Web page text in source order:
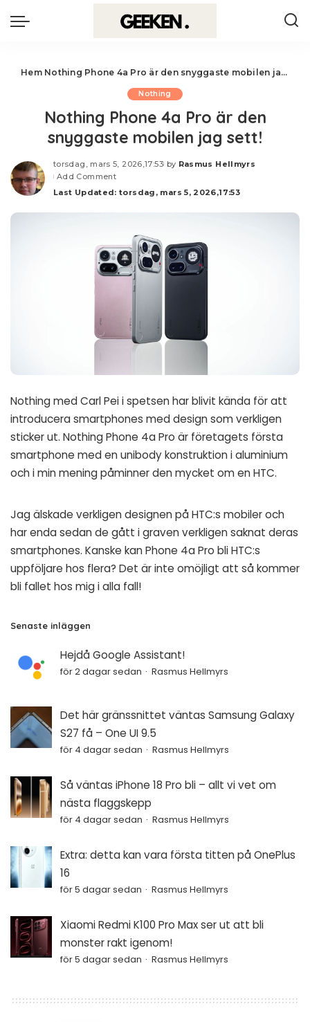
Hem Nothing Phone 4a Pro är den snyggaste mobilen jag sett!
Nothing
Nothing Phone 4a Pro är den
snyggaste mobilen jag sett!
torsdag, mars 5, 2026,17:53
Posted
by Rasmus Hellmyrs
Add Comment
Last Updated: torsdag, mars 5, 2026,17:53
Nothing med Carl Pei i spetsen har blivit kända för att
introducera smartphones med design som verkligen
sticker ut. Nothing Phone 4a Pro är företagets första
smartphone med en unibody konstruktion i aluminium
och i min mening påminner den mycket om en HTC.
Jag älskade verkligen designen på HTC:s mobiler och
har enda sedan de gått i graven verkligen saknat deras
smartphones. Kanske kan Phone 4a Pro bli HTC:s
uppföljare hos flera? Det är inte omöjligt att så kommer
bli fallet hos mig i alla fall!
Senaste inläggen
Hejdå Google Assistant!
för 2 dagar sedan Rasmus Hellmyrs
Det här gränssnittet väntas Samsung Galaxy
S27 få – One UI 9.5
för 4 dagar sedan Rasmus Hellmyrs
Så väntas iPhone 18 Pro bli – allt vi vet om
nästa flaggskepp
för 4 dagar sedan Rasmus Hellmyrs
Extra: detta kan vara första titten på OnePlus
16
för 5 dagar sedan Rasmus Hellmyrs
Xiaomi Redmi K100 Pro Max ser ut att bli
monster rakt igenom!
för 5 dagar sedan Rasmus Hellmyrs